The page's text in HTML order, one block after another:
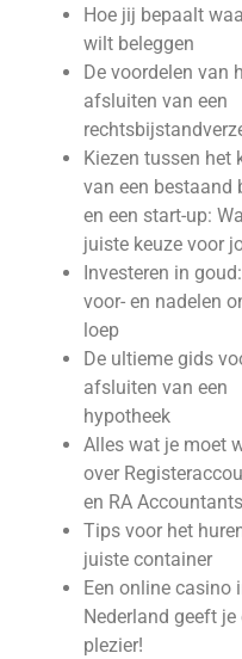
Hoe jij bepaalt
wilt beleggen
De voordelen van
afsluiten van een
Kiezen tussen het
van een bestaand
en een start-up:
juiste keuze voor
Investeren in
voor- en nadelen
loep
De ultieme gids
afsluiten van een
hypotheek
Alles wat je moet
over
en RA Accountants
Tips voor het
juiste container
Een online casino
Nederland geeft je
plezier!